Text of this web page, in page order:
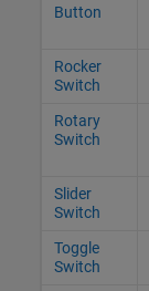
Button
Rocker
Switch
Rotary
Switch
Slider
Switch
Toggle
Switch